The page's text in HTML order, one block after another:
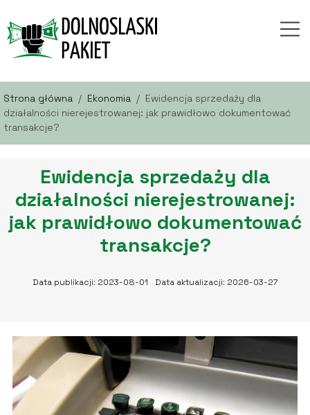
Strona główna / Ekonomia / Ewidencja sprzedaży dla
działalności nierejestrowanej: jak prawidłowo dokumentować
transakcje?
Ewidencja sprzedaży dla
działalności nierejestrowanej:
jak prawidłowo dokumentować
transakcje?
Data publikacji: 2023-08-01 Data aktualizacji: 2026-03-27